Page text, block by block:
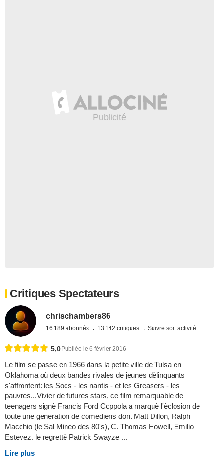
Critiques Spectateurs
chrischambers86
16 189 abonnés 13 142 critiques Suivre son activité
5,0 Publiée le 6 février 2016
Le film se passe en 1966 dans la petite ville de Tulsa en
Oklahoma où deux bandes rivales de jeunes dèlinquants
s'affrontent: les Socs - les nantis - et les Greasers - les
pauvres...Vivier de futures stars, ce film remarquable de
teenagers signè Francis Ford Coppola a marquè l'èclosion de
toute une gènèration de comèdiens dont Matt Dillon, Ralph
Macchio (le Sal Mineo des 80's), C. Thomas Howell, Emilio
Estevez, le regrettè Patrick Swayze ...
Lire plus